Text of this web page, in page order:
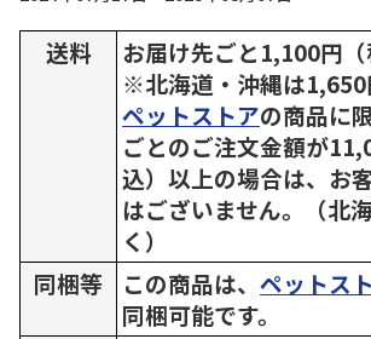
送料
お届け先ごと1,100円（
※北海道・沖縄は1,650
ペットストアの商品に
ごとのご注文金額が
込）以上の場合は、お
はございません。（北
く）
同梱等
この商品は、 ペットス
同梱可能です。